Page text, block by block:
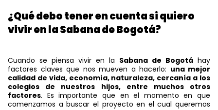
¿Qué debo tener en cuenta si quiero
vivir en la Sabana de Bogotá?
Cuando se piensa vivir en la Sabana de Bogotá hay
factores claves que nos mueven a hacerlo: una mejor
calidad de vida, economía, naturaleza, cercanía a los
colegios de nuestros hijos, entre muchos otros
factores. Es importante que en el momento en que
comenzamos a buscar el proyecto en el cual queremos